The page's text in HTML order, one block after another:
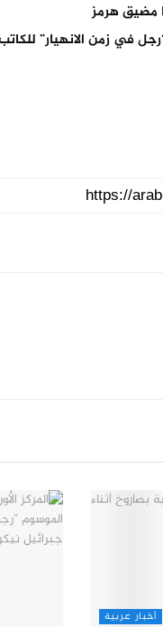
مضيق هرمز
في زمن الانهيار”
أخبار عربية